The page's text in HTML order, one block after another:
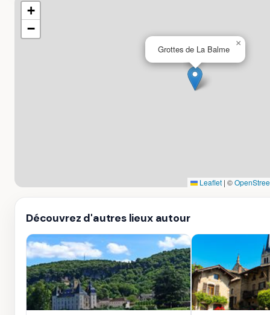
Grottes de La Balme
×
+
−
Leaflet | ©
Découvrez d'autres lieux autour